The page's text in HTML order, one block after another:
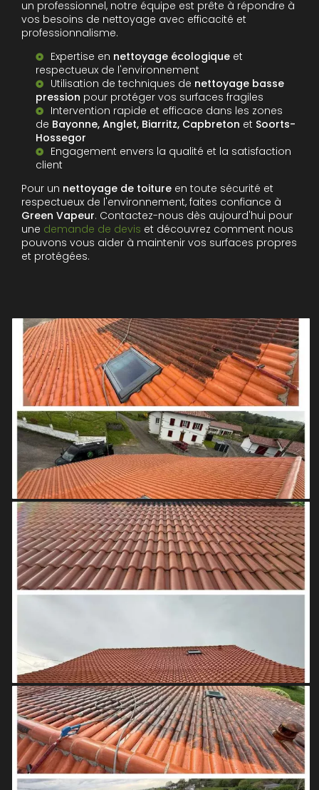
un professionnel, notre équipe est prête à répondre à
vos besoins de nettoyage avec efficacité et
professionnalisme.
Expertise en nettoyage écologique et
respectueux de l'environnement
Utilisation de techniques de nettoyage basse
pression pour protéger vos surfaces fragiles
Intervention rapide et efficace dans les zones
de Bayonne, Anglet, Biarritz, Capbreton et Soorts-
Hossegor
Engagement envers la qualité et la satisfaction
client
Pour un nettoyage de toiture en toute sécurité et
respectueux de l'environnement, faites confiance à
Green Vapeur. Contactez-nous dès aujourd'hui pour
une demande de devis et découvrez comment nous
pouvons vous aider à maintenir vos surfaces propres
et protégées.